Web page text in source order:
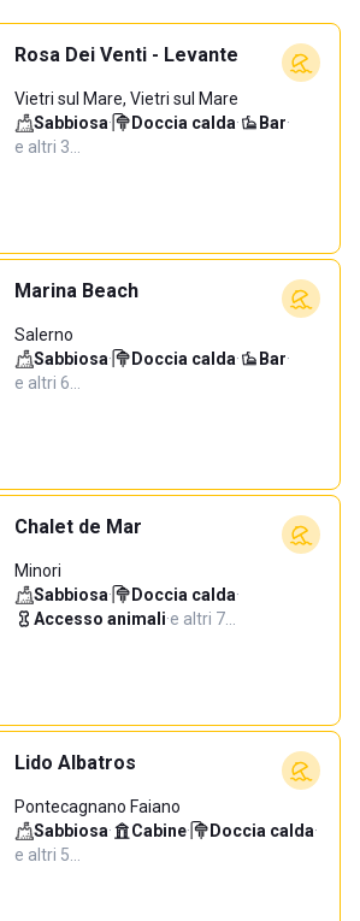
Rosa Dei Venti - Levante
Vietri sul Mare, Vietri sul Mare
Sabbiosa· Doccia calda· Bar·
e altri 3…
Marina Beach
Salerno
Sabbiosa· Doccia calda· Bar·
e altri 6…
Chalet de Mar
Minori
Sabbiosa· Doccia calda·
Accesso animali·e altri 7…
Lido Albatros
Pontecagnano Faiano
Sabbiosa· Cabine· Doccia calda·
e altri 5…